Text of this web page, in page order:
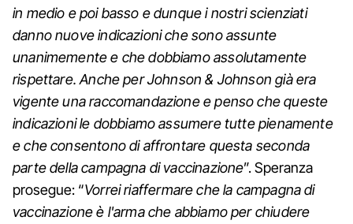
in medio e poi basso e dunque i nostri scienziati
danno nuove indicazioni che sono assunte
unanimemente e che dobbiamo assolutamente
rispettare. Anche per Johnson & Johnson già era
vigente una raccomandazione e penso che queste
indicazioni le dobbiamo assumere tutte pienamente
e che consentono di affrontare questa seconda
parte della campagna di vaccinazione”. Speranza
prosegue: “Vorrei riaffermare che la campagna di
vaccinazione è l'arma che abbiamo per chiudere